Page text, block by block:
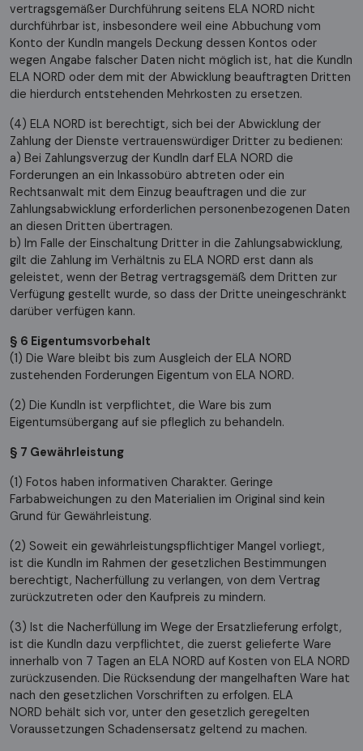
vertragsgemäßer Durchführung seitens ELA NORD nicht
durchführbar ist, insbesondere weil eine Abbuchung vom
Konto der KundIn mangels Deckung dessen Kontos oder
wegen Angabe falscher Daten nicht möglich ist, hat die KundIn
ELA NORD oder dem mit der Abwicklung beauftragten Dritten
die hierdurch entstehenden Mehrkosten zu ersetzen.
(4) ELA NORD ist berechtigt, sich bei der Abwicklung der
Zahlung der Dienste vertrauenswürdiger Dritter zu bedienen:
a) Bei Zahlungsverzug der KundIn darf ELA NORD die
Forderungen an ein Inkassobüro abtreten oder ein
Rechtsanwalt mit dem Einzug beauftragen und die zur
Zahlungsabwicklung erforderlichen personenbezogenen Daten
an diesen Dritten übertragen.
b) Im Falle der Einschaltung Dritter in die Zahlungsabwicklung,
gilt die Zahlung im Verhältnis zu ELA NORD erst dann als
geleistet, wenn der Betrag vertragsgemäß dem Dritten zur
Verfügung gestellt wurde, so dass der Dritte uneingeschränkt
darüber verfügen kann.
§ 6 Eigentumsvorbehalt
(1) Die Ware bleibt bis zum Ausgleich der ELA NORD
zustehenden Forderungen Eigentum von ELA NORD.
(2) Die KundIn ist verpflichtet, die Ware bis zum
Eigentumsübergang auf sie pfleglich zu behandeln.
§ 7 Gewährleistung
(1) Fotos haben informativen Charakter. Geringe
Farbabweichungen zu den Materialien im Original sind kein
Grund für Gewährleistung.
(2) Soweit ein gewährleistungspflichtiger Mangel vorliegt,
ist die KundIn im Rahmen der gesetzlichen Bestimmungen
berechtigt, Nacherfüllung zu verlangen, von dem Vertrag
zurückzutreten oder den Kaufpreis zu mindern.
(3) Ist die Nacherfüllung im Wege der Ersatzlieferung erfolgt,
ist die KundIn dazu verpflichtet, die zuerst gelieferte Ware
innerhalb von 7 Tagen an ELA NORD auf Kosten von ELA NORD
zurückzusenden. Die Rücksendung der mangelhaften Ware hat
nach den gesetzlichen Vorschriften zu erfolgen. ELA
NORD behält sich vor, unter den gesetzlich geregelten
Voraussetzungen Schadensersatz geltend zu machen.